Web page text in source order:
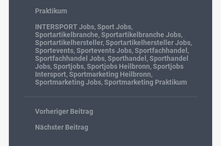
Praktikum
INTERSPORT Jobs,Sport Jobs,
Sportartikelbranche,Sportartikelbranche Jobs,
Sportartikelhersteller,Sportartikelhersteller Jobs,
Sportevents,Sportevents Jobs,Sportfachhandel ,
Sportfachhandel Jobs,Sporthandel ,Sporthandel
Jobs,Sportjobs,Sportjobs Heilbronn,Sportjobs
Intersport,Sportmarketing Heilbronn,
Sportmarketing Jobs,Sportmarketing Praktikum
Vorheriger Beitrag
Nächster Beitrag